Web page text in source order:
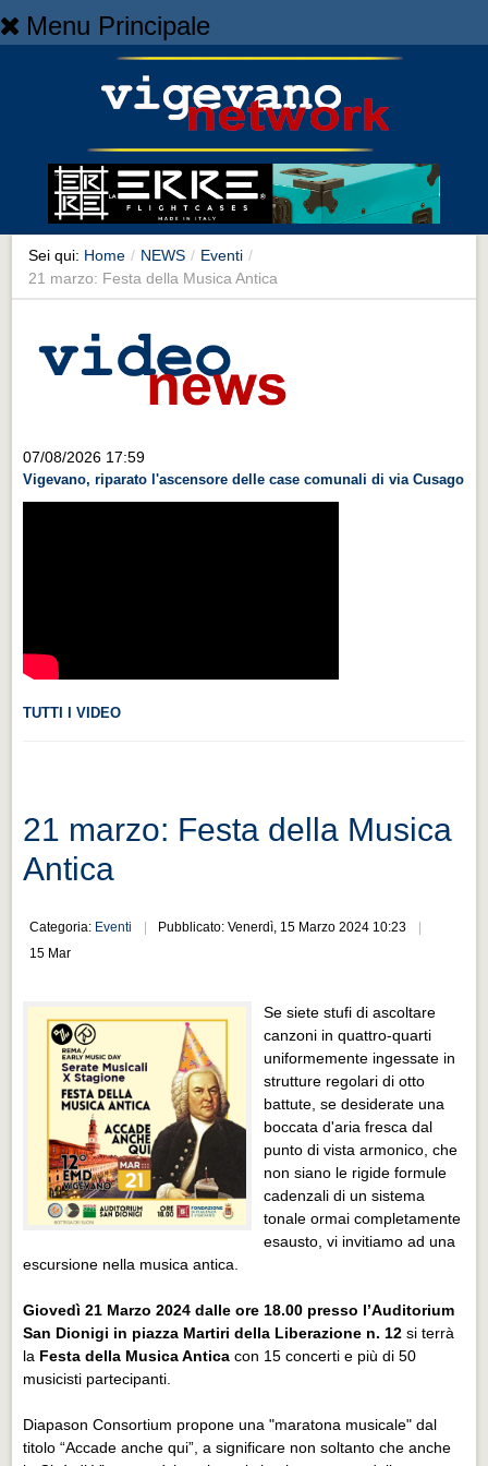
Menu Principale
NEWS
Cronaca
Cronaca
Artes et Artificia
Sport
Territorio
CHI SIAMO
Guida turistica rapida
Musica e teatro
Musica e teatro
Distretto industriale
Muoversi a Vigevano
Muoversi a Vigevano
Cultura e turismo 4.0
Cultura e turismo 4.0
PROGETTI
PROGETTI
Progetti Realizzati
Progetti Realizzati
EVENTI
Sei qui: Home / NEWS / Eventi /
21 marzo: Festa della Musica Antica
07/08/2026 17:59
Vigevano, riparato l'ascensore delle case comunali di via Cusago
TUTTI I VIDEO
21 marzo: Festa della Musica
Antica
Categoria: Eventi
Pubblicato: Venerdì, 15 Marzo 2024 10:23
15 Mar
Se siete stufi di ascoltare
canzoni in quattro-quarti
uniformemente ingessate in
strutture regolari di otto
battute, se desiderate una
boccata d'aria fresca dal
punto di vista armonico, che
non siano le rigide formule
cadenzali di un sistema
tonale ormai completamente
esausto, vi invitiamo ad una
escursione nella musica antica.
Giovedì 21 Marzo 2024 dalle ore 18.00 presso l’Auditorium
San Dionigi in piazza Martiri della Liberazione n. 12 si terrà
la Festa della Musica Antica con 15 concerti e più di 50
musicisti partecipanti.
Diapason Consortium propone una "maratona musicale" dal
titolo “Accade anche qui”, a significare non soltanto che anche